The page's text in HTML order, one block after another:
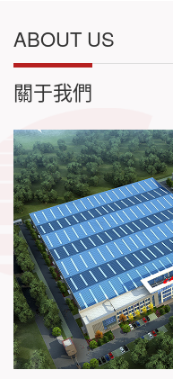
ABOUT US
關于我們